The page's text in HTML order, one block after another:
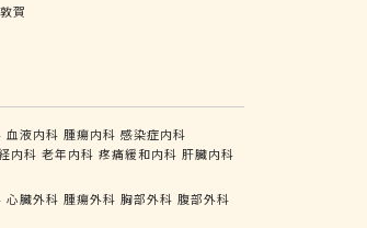
賀
血液内科 腫瘍内科 感染症内科
内科 老年内科 疼痛緩和内科 肝臓内科
心臓外科 腫瘍外科 胸部外科 腹部外科